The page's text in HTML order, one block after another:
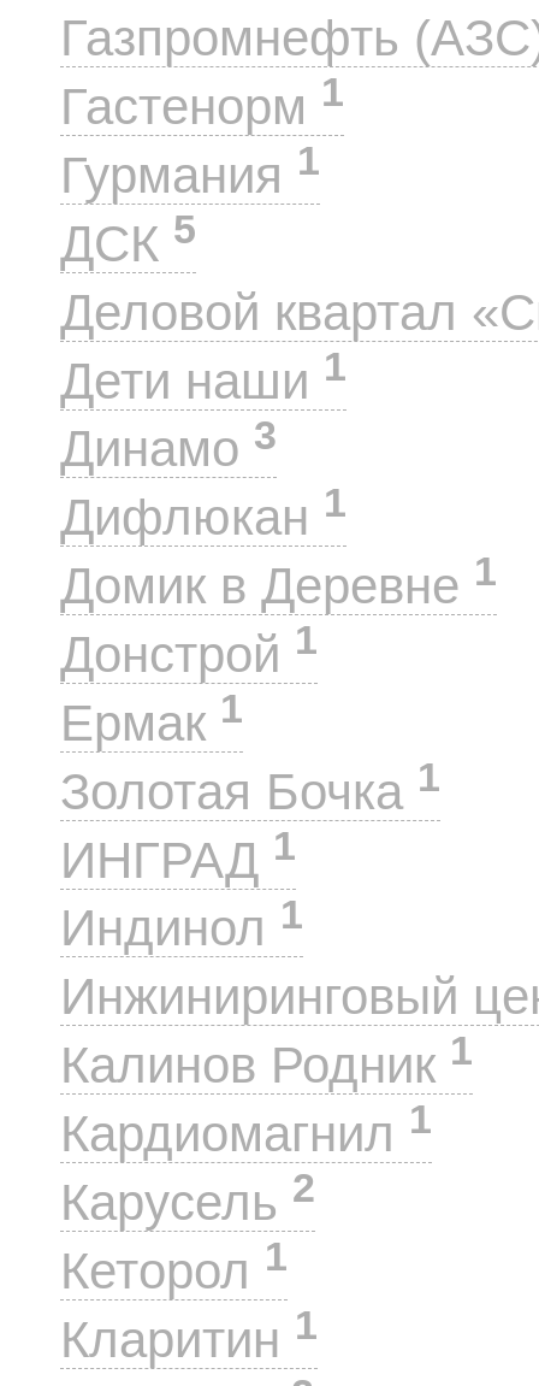
Газпромнефть
Гастенорм 1
Гурмания 1
ДСК 5
Деловой квартал
Дети наши 1
Динамо 3
Дифлюкан 1
Домик в Деревне 1
Донстрой 1
Ермак 1
Золотая Бочка 1
ИНГРАД 1
Индинол 1
Инжиниринговый
Калинов Родник 1
Кардиомагнил 1
Карусель 2
Кеторол 1
Кларитин 1